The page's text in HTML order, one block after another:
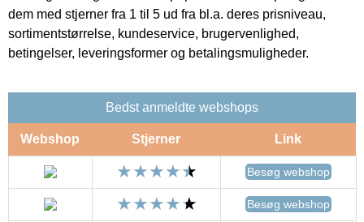
dem med stjerner fra 1 til 5 ud fra bl.a. deres prisniveau,
sortimentstørrelse, kundeservice, brugervenlighed,
betingelser, leveringsformer og betalingsmuligheder.
Bedst anmeldte webshops
Webshop Stjerner Link
Besøg webshop
Besøg webshop